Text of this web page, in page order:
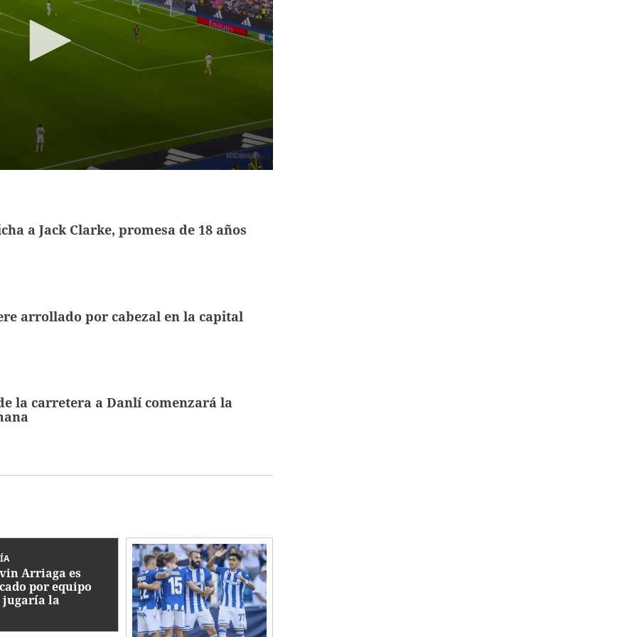
a Jack Clarke, promesa de 18 años
arrollado por cabezal en la capital
la carretera a Danlí comenzará la
Arriaga es
por equipo
jugaría la
League